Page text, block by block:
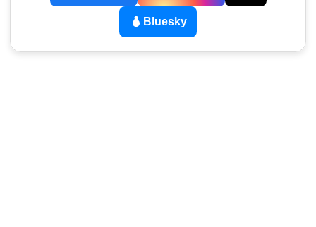
Bluesky